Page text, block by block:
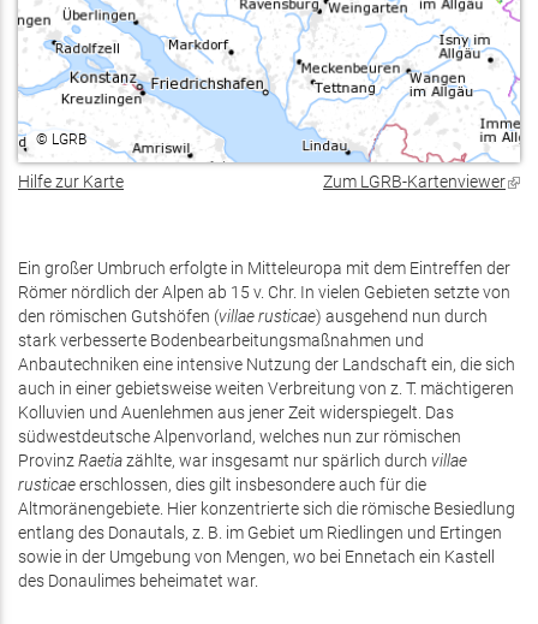
© LGRB
Hilfe zur Karte Zum LGRB-Kartenviewer
Ein großer Umbruch erfolgte in Mitteleuropa mit dem Eintreffen der
Römer nördlich der Alpen ab 15 v. Chr. In vielen Gebieten setzte von
den römischen Gutshöfen (villae rusticae) ausgehend nun durch
stark verbesserte Bodenbearbeitungsmaßnahmen und
Anbautechniken eine intensive Nutzung der Landschaft ein, die sich
auch in einer gebietsweise weiten Verbreitung von z. T. mächtigeren
Kolluvien und Auenlehmen aus jener Zeit widerspiegelt. Das
südwestdeutsche Alpenvorland, welches nun zur römischen
ProvinzRaetiazählte, war insgesamt nur spärlich durch villae
rusticaeerschlossen, dies gilt insbesondere auch für die
Altmoränengebiete. Hier konzentrierte sich die römische Besiedlung
entlang des Donautals, z. B. im Gebiet um Riedlingen und Ertingen
sowie in der Umgebung von Mengen, wo bei Ennetach ein Kastell
des Donaulimes beheimatet war.